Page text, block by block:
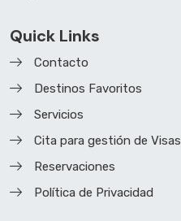
Quick Links
Contacto
Destinos Favoritos
Servicios
Cita para gestión de Visas
Reservaciones
Política de Privacidad